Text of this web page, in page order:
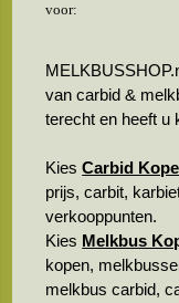
voor:
van carbid &
terecht en heeft u
KiesCarbid
prijs, carbit,
verkooppunten.
Kies Melkbus
kopen,
melkbus carbid,